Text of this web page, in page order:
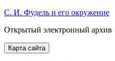
Skip
content
С. И. Фудель и его окружение
Открытый электронный архив
Карта сайта